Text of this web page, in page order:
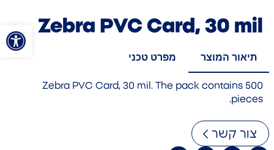
פתח Zebra PVC Card, 30 mil
תיאור המוצר מפרט טכני
Zebra PVC Card, 30 mil. The pack contains 500
pieces.
צור קשר